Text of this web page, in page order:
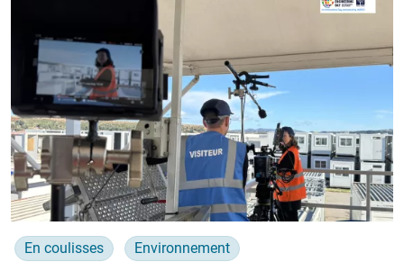
En coulisses Environnement